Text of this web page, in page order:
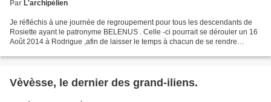
Par L'archipélien
Je réfléchis à une journée de regroupement pour tous les descendants de
Rosiette ayant le patronyme BELENUS . Celle -ci pourrait se dérouler un 16
Août 2014 à Rodrigue ,afin de laisser le temps à chacun de se rendre
Vèvèsse, le dernier des grand-iliens.